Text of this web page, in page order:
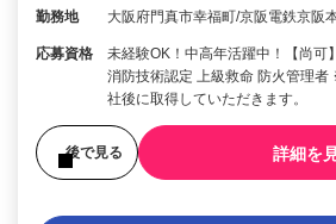
勤務地 大阪府門真市幸福町/京阪電鉄京阪
応募資格
未経験OK！中高年活躍中！【尚可
消防技術認定 上級救命 防火管理
社後に取得していただきます。
後で見る 詳細を